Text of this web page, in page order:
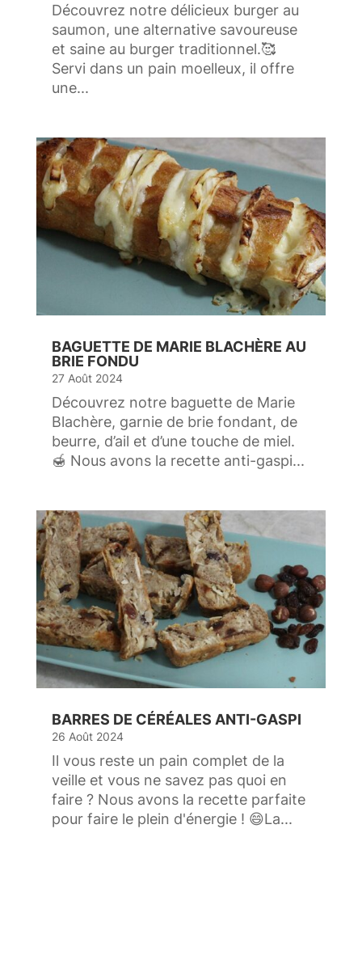
Découvrez notre délicieux burger au
saumon, une alternative savoureuse
et saine au burger traditionnel.🥰
Servi dans un pain moelleux, il offre
une...
BAGUETTE DE MARIE BLACHÈRE AU
BRIE FONDU
27 Août 2024
Découvrez notre baguette de Marie
Blachère, garnie de brie fondant, de
beurre, d’ail et d’une touche de miel.
🍯 Nous avons la recette anti-gaspi...
BARRES DE CÉRÉALES ANTI-GASPI
26 Août 2024
Il vous reste un pain complet de la
veille et vous ne savez pas quoi en
faire ? Nous avons la recette parfaite
pour faire le plein d'énergie ! 😄La...